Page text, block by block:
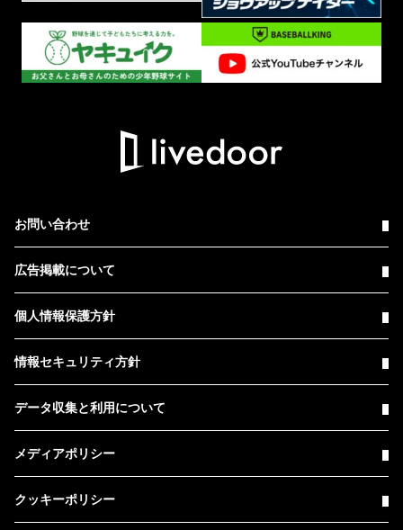
お問い合わせ
広告掲載について
個人情報保護方針
情報セキュリティ方針
データ収集と利用について
メディアポリシー
クッキーポリシー